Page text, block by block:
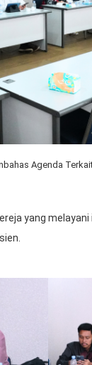
Agenda
yang melayani